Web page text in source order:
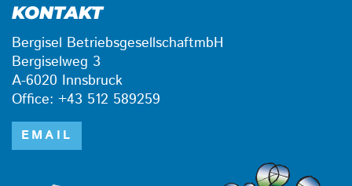
KONTAKT
Bergisel BetriebsgesellschaftmbH
Bergiselweg 3
A-6020 Innsbruck
Office: +43 512 589259
EMAIL